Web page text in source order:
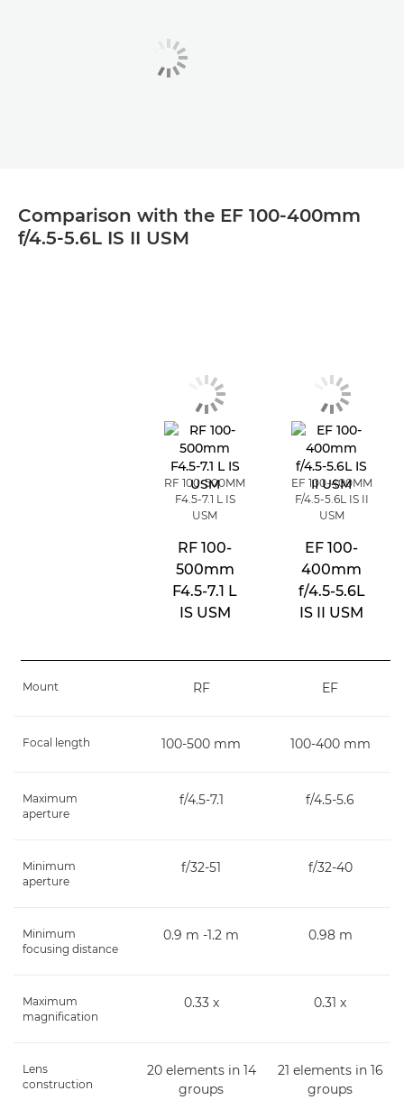
Comparison with the EF 100-400mm
f/4.5-5.6L IS II USM
RF 100-500MM
F4.5-7.1 L IS
USM
RF 100-
500mm
F4.5-7.1 L
IS USM
EF 100-400MM
F/4.5-5.6L IS II
USM
EF 100-
400mm
f/4.5-5.6L
IS II USM
Mount RF EF
Focal length 100-500 mm 100-400 mm
Maximum
aperture
f/4.5-7.1 f/4.5-5.6
Minimum
aperture
f/32-51 f/32-40
Minimum
focusing distance
0.9 m -1.2 m 0.98 m
Maximum
magnification
0.33 x 0.31 x
Lens
construction
20 elements in 14
groups
21 elements in 16
groups